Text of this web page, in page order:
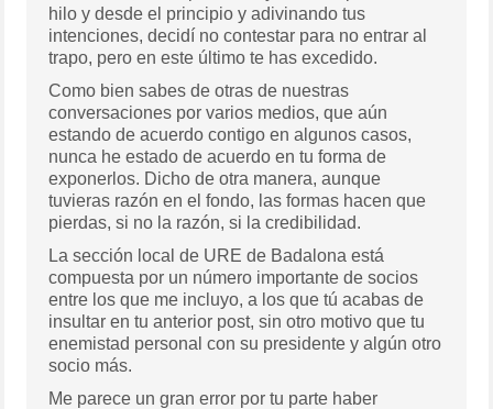
hilo y desde el principio y adivinando tus
intenciones, decidí no contestar para no entrar al
trapo, pero en este último te has excedido.
Como bien sabes de otras de nuestras
conversaciones por varios medios, que aún
estando de acuerdo contigo en algunos casos,
nunca he estado de acuerdo en tu forma de
exponerlos. Dicho de otra manera, aunque
tuvieras razón en el fondo, las formas hacen que
pierdas, si no la razón, si la credibilidad.
La sección local de URE de Badalona está
compuesta por un número importante de socios
entre los que me incluyo, a los que tú acabas de
insultar en tu anterior post, sin otro motivo que tu
enemistad personal con su presidente y algún otro
socio más.
Me parece un gran error por tu parte haber